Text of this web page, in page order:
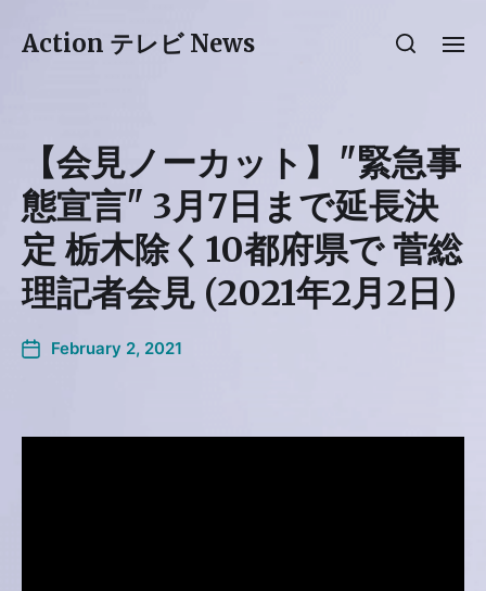
Action テレビ News
【会見ノーカット】"緊急事
態宣言" 3月7日まで延長決
定 栃木除く10都府県で 菅総
理記者会見 (2021年2月2日)
February 2, 2021